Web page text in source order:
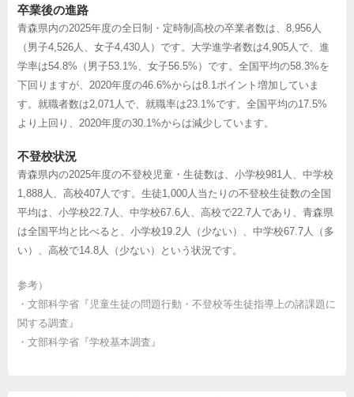
卒業後の進路
青森県内の2025年度の全日制・定時制高校の卒業者数は、8,956人
（男子4,526人、女子4,430人）です。大学進学者数は4,905人で、進
学率は54.8%（男子53.1%、女子56.5%）です。全国平均の58.3%を
下回りますが、2020年度の46.6%からは8.1ポイント増加していま
す。就職者数は2,071人で、就職率は23.1%です。全国平均の17.5%
より上回り、2020年度の30.1%からは減少しています。
不登校状況
青森県内の2025年度の不登校児童・生徒数は、小学校981人、中学校
1,888人、高校407人です。生徒1,000人当たりの不登校生徒数の全国
平均は、小学校22.7人、中学校67.6人、高校で22.7人であり、青森県
は全国平均と比べると、小学校19.2人（少ない）、中学校67.7人（多
い）、高校で14.8人（少ない）という状況です。
参考）
・ 文部科学省『児童生徒の問題行動・不登校等生徒指導上の諸課題に
関する調査』
・ 文部科学省『学校基本調査』